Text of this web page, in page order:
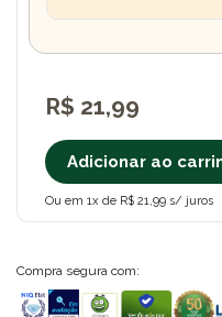
R$ 21,99
Adicionar ao
Ou em 1x de R$ 21,99 s/ juros
Compra segura com: